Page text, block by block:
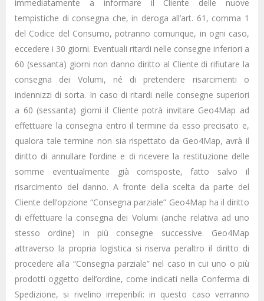
immediatamente a informare il Cliente delle nuove
tempistiche di consegna che, in deroga all’art. 61, comma 1
del Codice del Consumo, potranno comunque, in ogni caso,
eccedere i 30 giorni. Eventuali ritardi nelle consegne inferiori a
60 (sessanta) giorni non danno diritto al Cliente di rifiutare la
consegna dei Volumi, né di pretendere risarcimenti o
indennizzi di sorta. In caso di ritardi nelle consegne superiori
a 60 (sessanta) giorni il Cliente potrà invitare Geo4Map ad
effettuare la consegna entro il termine da esso precisato e,
qualora tale termine non sia rispettato da Geo4Map, avrà il
diritto di annullare l’ordine e di ricevere la restituzione delle
somme eventualmente già corrisposte, fatto salvo il
risarcimento del danno. A fronte della scelta da parte del
Cliente dell’opzione “Consegna parziale” Geo4Map ha il diritto
di effettuare la consegna dei Volumi (anche relativa ad uno
stesso ordine) in più consegne successive. Geo4Map
attraverso la propria logistica si riserva peraltro il diritto di
procedere alla “Consegna parziale” nel caso in cui uno o più
prodotti oggetto dell’ordine, come indicati nella Conferma di
Spedizione, si rivelino irreperibili: in questo caso verranno